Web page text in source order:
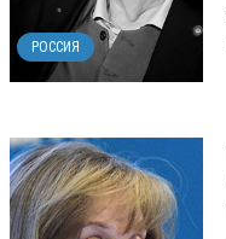
РОССИЯ